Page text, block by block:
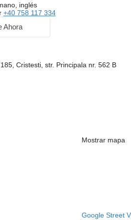
inglés
+40 758 117 334
Ahora
Cristesti, str. Principala nr. 562 B
Mostrar mapa
Google Street